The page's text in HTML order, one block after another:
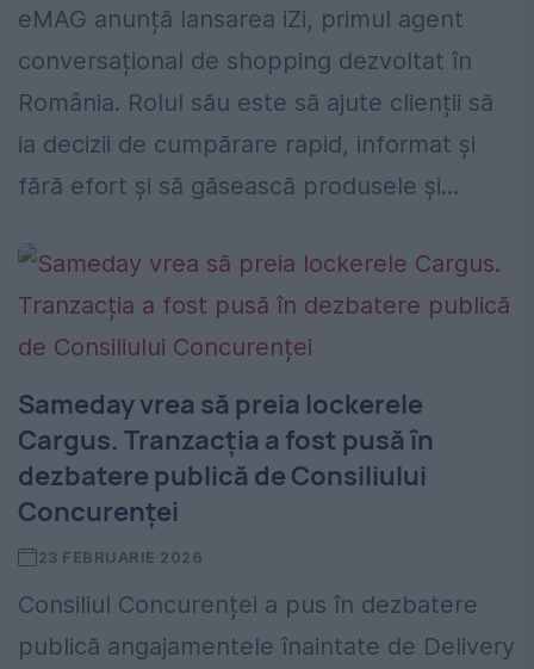
eMAG anunță lansarea iZi, primul agent
conversațional de shopping dezvoltat în
România. Rolul său este să ajute clienții să
ia decizii de cumpărare rapid, informat și
fără efort și să găsească produsele și...
Sameday vrea să preia lockerele
Cargus. Tranzacția a fost pusă în
dezbatere publică de Consiliului
Concurenței
23 FEBRUARIE 2026
Consiliul Concurenței a pus în dezbatere
publică angajamentele înaintate de Delivery